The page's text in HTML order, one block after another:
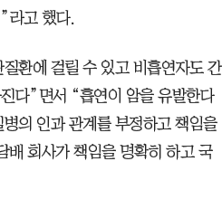
라고 했다.
환에 걸릴 수 있고 비흡연자도 간
다”면서 “흡연이 암을 유발한다
의 인과 관계를 부정하고 책임을
배 회사가 책임을 명확히 하고 국